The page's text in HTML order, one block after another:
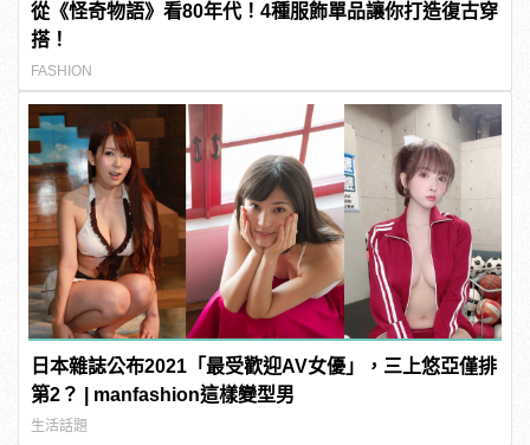
從《怪奇物語》看80年代！4種服飾單品讓你打造復古穿
搭！
FASHION
日本雜誌公布2021「最受歡迎AV女優」，三上悠亞僅排
第2？ | manfashion這樣變型男
生活話題